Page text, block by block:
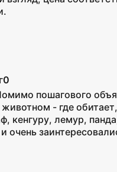
0
пошагового
- где
кенгуру, лемур,
очень